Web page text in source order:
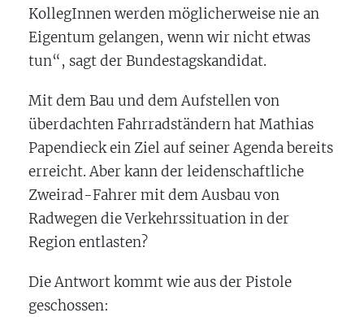
KollegInnen werden möglicherweise nie an
Eigentum gelangen, wenn wir nicht etwas
tun“, sagt der Bundestagskandidat.
Mit dem Bau und dem Aufstellen von
überdachten Fahrradständern hat Mathias
Papendieck ein Ziel auf seiner Agenda bereits
erreicht. Aber kann der leidenschaftliche
Zweirad-Fahrer mit dem Ausbau von
Radwegen die Verkehrssituation in der
Region entlasten?
Die Antwort kommt wie aus der Pistole
geschossen: